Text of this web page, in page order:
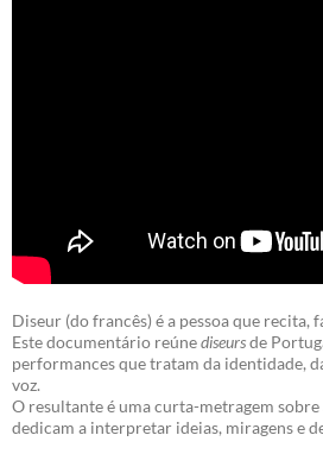
Diseur (do francês) é a pessoa que recita,
Este documentário reúnediseursde
performances que tratam da identidade,
voz.
O resultante é uma curta-metragem sobre
dedicam a interpretar ideias, miragens e